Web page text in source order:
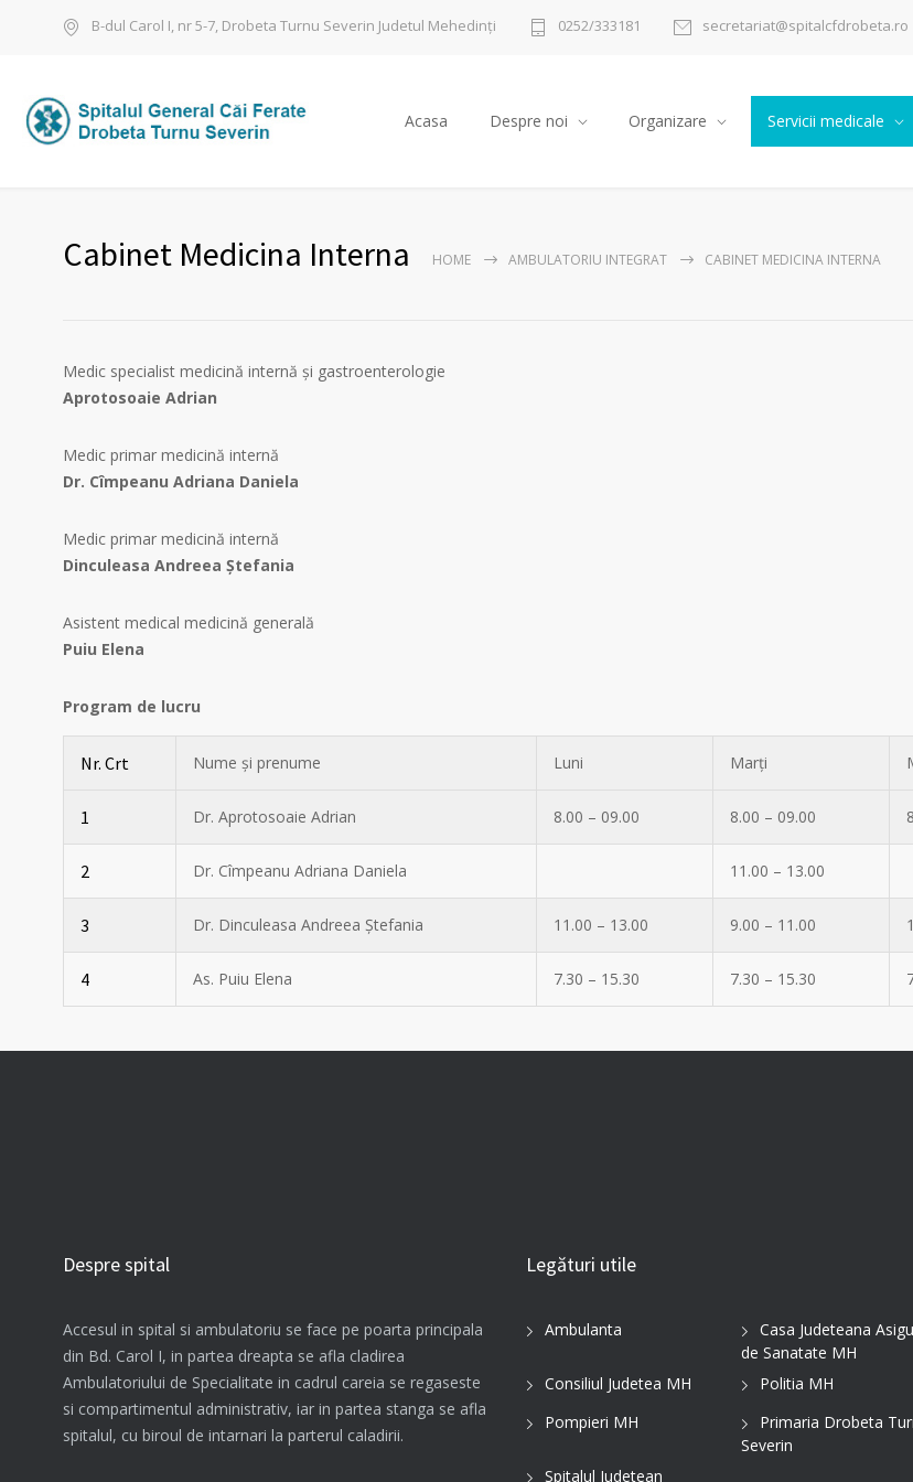
B-dul Carol I, nr 5-7, Drobeta Turnu Severin Judetul Mehedinți 0252/333181 secretariat@spitalcfdrobeta.ro
Acasa Despre noi Organizare Servicii medicale
Cabinet Medicina Interna HOME AMBULATORIU INTEGRAT CABINET MEDICINA INTERNA
Medic specialist medicină internă și gastroenterologie
Aprotosoaie Adrian
Medic primar medicină internă
Dr. Cîmpeanu Adriana Daniela
Medic primar medicină internă
Dinculeasa Andreea Ștefania
Asistent medical medicină generală
Puiu Elena
Program de lucru
Nr. Crt Nume și prenume Luni Marți
1 Dr. Aprotosoaie Adrian 8.00 – 09.00 8.00 – 09.00
2 Dr. Cîmpeanu Adriana Daniela 11.00 – 13.00
3 Dr. Dinculeasa Andreea Ștefania 11.00 – 13.00 9.00 – 11.00
4 As. Puiu Elena 7.30 – 15.30 7.30 – 15.30
Despre spital
Accesul in spital si ambulatoriu se face pe poarta principala
din Bd. Carol I, in partea dreapta se afla cladirea
Ambulatoriului de Specialitate in cadrul careia se regaseste
si compartimentul administrativ, iar in partea stanga se afla
spitalul, cu biroul de intarnari la parterul caladirii.
Legături utile
Ambulanta
Casa Judeteana
de Sanatate MH
Consiliul Judetea MH
Politia MH
Pompieri MH
Primaria Drobeta
Severin
Spitalul Judetean